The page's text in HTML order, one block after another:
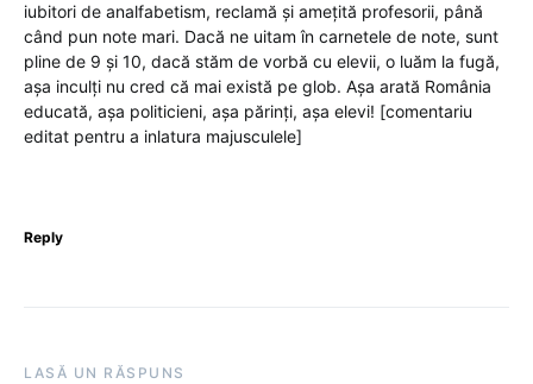
iubitori de analfabetism, reclamă și amețită profesorii, până
când pun note mari. Dacă ne uitam în carnetele de note, sunt
pline de 9 și 10, dacă stăm de vorbă cu elevii, o luăm la fugă,
așa inculți nu cred că mai există pe glob. Așa arată România
educată, așa politicieni, așa părinți, așa elevi! [comentariu
editat pentru a inlatura majusculele]
Reply
LASĂ UN RĂSPUNS